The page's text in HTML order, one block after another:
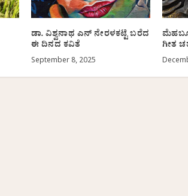
ಡಾ. ವಿಶ್ವನಾಥ ಎನ್ ನೇರಳಕಟ್ಟೆ ಬರೆದ
ಈ ದಿನದ ಕವಿತೆ
September 8, 2025
ಗೀತ